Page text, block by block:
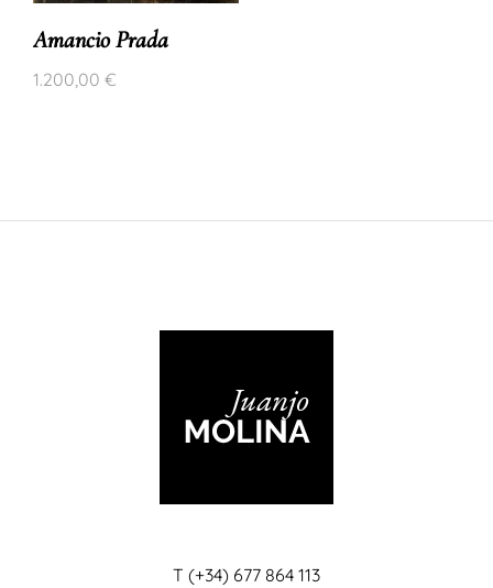
Amancio Prada
1.200,00 €
T (+34) 677 864 113